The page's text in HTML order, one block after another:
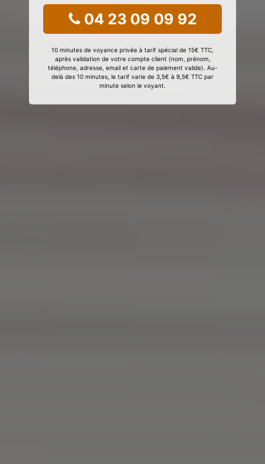
04 23 09 09 92
10 minutes de voyance privée à tarif spécial de 15€ TTC,
après validation de votre compte client (nom, prénom,
téléphone, adresse, email et carte de paiement valide). Au-
delà des 10 minutes, le tarif varie de 3,5€ à 9,5€ TTC par
minute selon le voyant.